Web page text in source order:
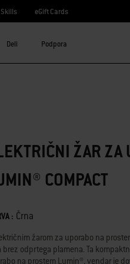
Skills eGift Cards
Deli Podpora
ŽAR ZA
COMPACT
: Črna
žarom za uporabo na
brez odprtega plamena. Ta
na prostem Lumin®, vendar je